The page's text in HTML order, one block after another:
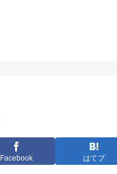
Facebook はてブ